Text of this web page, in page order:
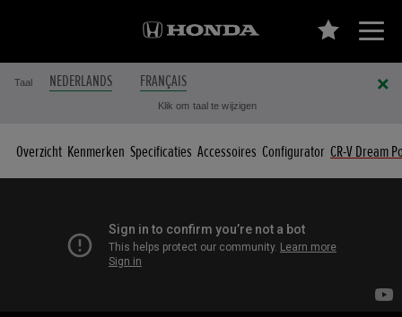
Taal NEDERLANDS FRANÇAIS
Klik om taal te wijzigen
Overzicht Kenmerken Specificaties Accessoires Configurator CR-V Dream